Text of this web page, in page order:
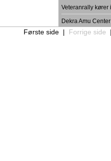
Veteranrally kører
Dekra Amu
Første side | Forrige side